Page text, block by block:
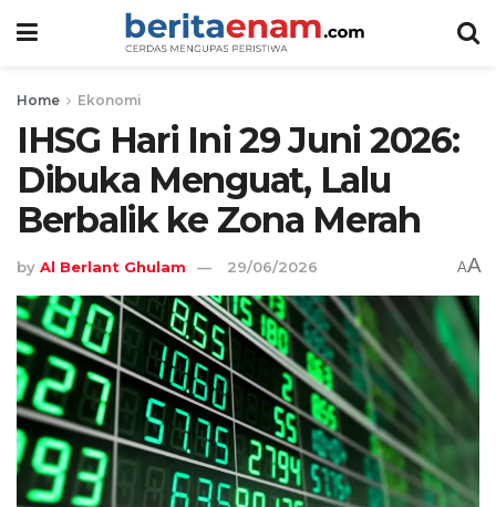
Home Ekonomi
IHSG Hari Ini 29 Juni 2026:
Dibuka Menguat, Lalu
Berbalik ke Zona Merah
by Al Berlant Ghulam 29/06/2026 AA